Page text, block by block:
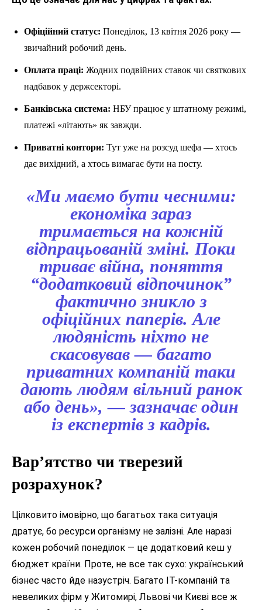
Офіційний статус: Понеділок, 13 квітня 2026 року —
звичайний робочий день.
Оплата праці: Жодних подвійних ставок чи святкових
надбавок у держсекторі.
Банківська система: НБУ працює у штатному режимі,
платежі «літають» як завжди.
Приватні контори: Тут уже на розсуд шефа — хтось
дає вихідний, а хтось вимагає бути на посту.
«Ми маємо бути чесними:
економіка зараз
тримається на кожній
відпрацьованій зміні. Поки
триває війна, поняття
“додатковий відпочинок”
фактично зникло з
офіційних паперів. Але
людяність ніхто не
скасовував — багато
приватних компаній таки
дають людям вільний ранок
або день», — зазначає один
із експертів з кадрів.
Вар’ятство чи тверезий
розрахунок?
Цілковито імовірно, що багатьох така ситуація
дратує, бо ресурси організму не залізні. Але наразі
кожен робочий понеділок — це додатковий кеш у
бюджет країни. Проте, не все так сухо: український
бізнес часто йде назустріч. Багато ІТ-компаній та
невеликих фірм у Житомирі, Львові чи Києві все ж